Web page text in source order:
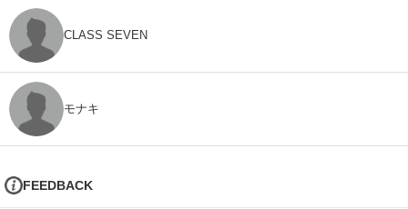
CLASS SEVEN
モナキ
FEEDBACK